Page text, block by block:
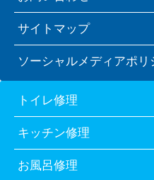
サイトマップ
ソーシャルメディアポリ
トイレ修理
キッチン修理
お風呂修理